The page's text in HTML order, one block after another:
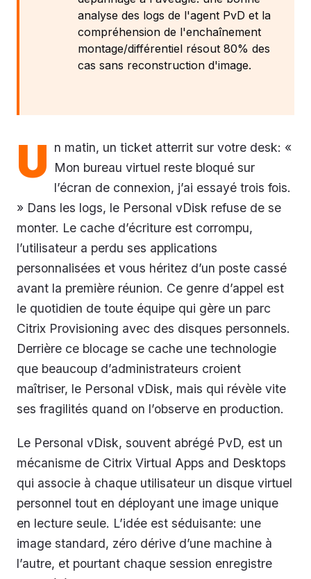
analyse des logs de l'agent PvD et la
compréhension de l'enchaînement
montage/différentiel résout 80% des
cas sans reconstruction d'image.
U n matin, un ticket atterrit sur votre desk: «
Mon bureau virtuel reste bloqué sur
l’écran de connexion, j’ai essayé trois fois.
» Dans les logs, le Personal vDisk refuse de se
monter. Le cache d’écriture est corrompu,
l’utilisateur a perdu ses applications
personnalisées et vous héritez d’un poste cassé
avant la première réunion. Ce genre d’appel est
le quotidien de toute équipe qui gère un parc
Citrix Provisioning avec des disques personnels.
Derrière ce blocage se cache une technologie
que beaucoup d’administrateurs croient
maîtriser, le Personal vDisk, mais qui révèle vite
ses fragilités quand on l’observe en production.
Le Personal vDisk, souvent abrégé PvD, est un
mécanisme de Citrix Virtual Apps and Desktops
qui associe à chaque utilisateur un disque virtuel
personnel tout en déployant une image unique
en lecture seule. L’idée est séduisante: une
image standard, zéro dérive d’une machine à
l’autre, et pourtant chaque session enregistre